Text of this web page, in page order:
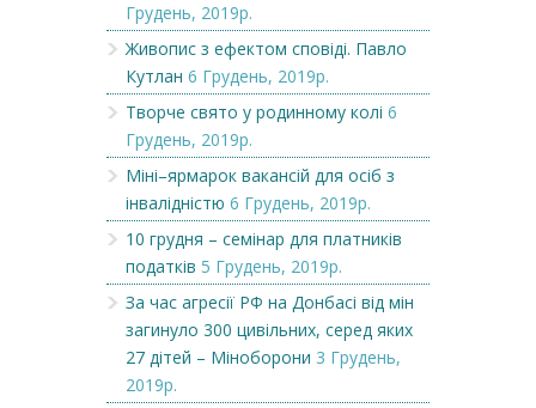
Грудень, 2019р.
Живопис з ефектом сповіді. Павло
Кутлан 6 Грудень, 2019р.
Творче свято у родинному колі 6
Грудень, 2019р.
Міні–ярмарок вакансій для осіб з
інвалідністю 6 Грудень, 2019р.
10 грудня – семінар для платників
податків 5 Грудень, 2019р.
За час агресії РФ на Донбасі від мін
загинуло 300 цивільних, серед яких
27 дітей – Міноборони 3 Грудень,
2019р.